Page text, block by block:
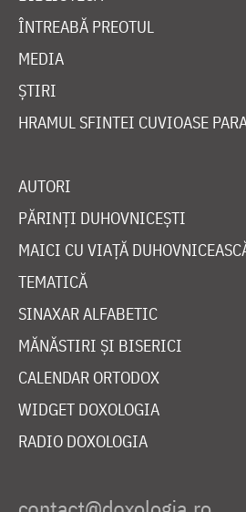
ÎNTREABĂ PREOTUL
MEDIA
ȘTIRI
HRAMUL SFINTEI CUVIOASE
AUTORI
PĂRINȚI DUHOVNICEȘTI
MAICI CU VIAȚĂ
TEMATICĂ
SINAXAR ALFABETIC
MĂNĂSTIRI ȘI BISERICI
CALENDAR ORTODOX
WIDGET DOXOLOGIA
RADIO DOXOLOGIA